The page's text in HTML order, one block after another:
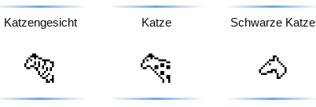
Katzengesicht Katze Schwarze Katze
🐅 🐆 🐴